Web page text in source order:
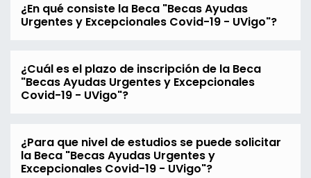
¿En qué consiste la Beca "Becas Ayudas
Urgentes y Excepcionales Covid-19 - UVigo"?
¿Cuál es el plazo de inscripción de la Beca
"Becas Ayudas Urgentes y Excepcionales
Covid-19 - UVigo"?
¿Para que nivel de estudios se puede solicitar
la Beca "Becas Ayudas Urgentes y
Excepcionales Covid-19 - UVigo"?